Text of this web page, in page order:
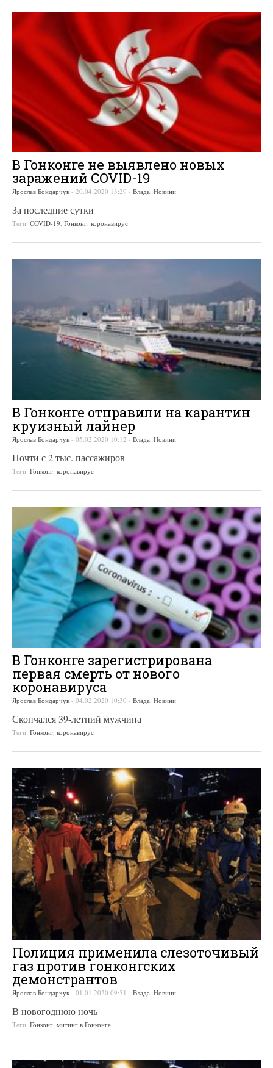
В Гонконге не выявлено новых
заражений COVID-19
Ярослав Бондарчук - 20.04.2020 13:29 - Влада, Новини
За последние сутки
Теги: COVID-19, Гонконг, коронавирус
В Гонконге отправили на карантин
круизный лайнер
Ярослав Бондарчук - 05.02.2020 10:12 - Влада, Новини
Почти с 2 тыс. пассажиров
Теги: Гонконг, коронавирус
В Гонконге зарегистрирована
первая смерть от нового
коронавируса
Ярослав Бондарчук - 04.02.2020 10:30 - Влада Новини
Скончался 39-летний мужчина
Теги: Гонконг коронавирус
Полиция применила слезоточивый
газ против гонконгских
демонстрантов
Ярослав Бондарчук - 01.01.2020 09:51 - Влада, Новини
В новогоднюю ночь
Теги: Гонконг, митинг в Гонконге